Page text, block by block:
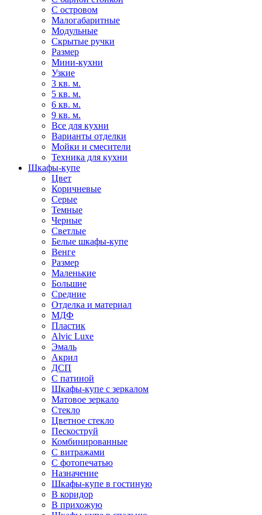
С островом
Малогабаритные
Модульные
Скрытые ручки
Размер
Мини-кухни
Узкие
3 кв. м.
5 кв. м.
6 кв. м.
9 кв. м.
Все для кухни
Варианты отделки
Мойки и смесители
Техника для кухни
Шкафы-купе
Цвет
Коричневые
Серые
Темные
Черные
Светлые
Белые шкафы-купе
Венге
Размер
Маленькие
Большие
Средние
Отделка и материал
МДФ
Пластик
Alvic Luxe
Эмаль
Акрил
ДСП
С патиной
Шкафы-купе с зеркалом
Матовое зеркало
Стекло
Цветное стекло
Пескоструй
Комбинированные
С витражами
С фотопечатью
Назначение
Шкафы-купе в гостиную
В коридор
В прихожую